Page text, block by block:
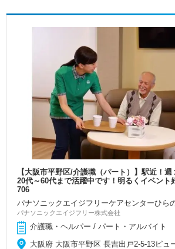
【大阪市平野区/介護職（パート）】駅近！週
20代～60代まで活躍中です！明るくイベント
706
パナソニックエイジフリーケアセンターひら
パナソニックエイジフリー株式会社
介護職・ヘルパー / パート・アルバイト
大阪府 大阪市平野区 長吉出戸2-5-13ピュ